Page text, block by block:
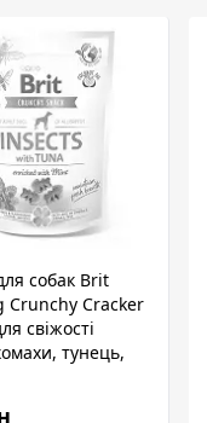
собак Brit
Crunchy Cracker
свіжості
тунець,